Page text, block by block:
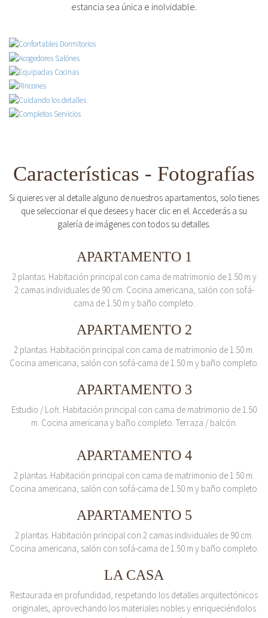
estancia sea única e inolvidable.
Características - Fotografías
Si quieres ver al detalle alguno de nuestros apartamentos, solo tienes
que seleccionar el que desees y hacer clic en el. Accederás a su
galería de imágenes con todos su detalles.
APARTAMENTO 1
2 plantas. Habitación principal con cama de matrimonio de 1.50 m y
2 camas individuales de 90 cm. Cocina americana, salón con sofá-
cama de 1.50 m y baño completo.
APARTAMENTO 2
2 plantas. Habitación principal con cama de matrimonio de 1.50 m.
Cocina americana, salón con sofá-cama de 1.50 m y baño completo.
APARTAMENTO 3
Estudio / Loft. Habitación principal con cama de matrimonio de 1.50
m. Cocina americana y baño completo. Terraza / balcón.
APARTAMENTO 4
2 plantas. Habitación principal con cama de matrimonio de 1.50 m.
Cocina americana, salón con sofá-cama de 1.50 m y baño completo.
APARTAMENTO 5
2 plantas. Habitación principal con 2 camas individuales de 90 cm.
Cocina americana, salón con sofá-cama de 1.50 m y baño completo.
LA CASA
Restaurada en profundidad, respetando los detalles arquitectónicos
originales, aprovechando los materiales nobles y enriqueciéndolos